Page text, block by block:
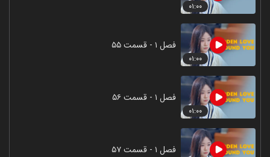
۰۱:۰۰
۰۱:۰۰
فصل ۱ - قسمت ۵۵
۰۱:۰۰
فصل ۱ - قسمت ۵۶
فصل ۱ - قسمت ۵۷